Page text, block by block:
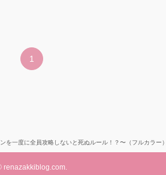
1
を一度に全員攻略しないと死ぬルール！？〜（フルカラー
renazakkiblog.com.